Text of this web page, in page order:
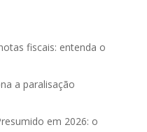
fiscais: entenda o
a paralisação
em 2026: o